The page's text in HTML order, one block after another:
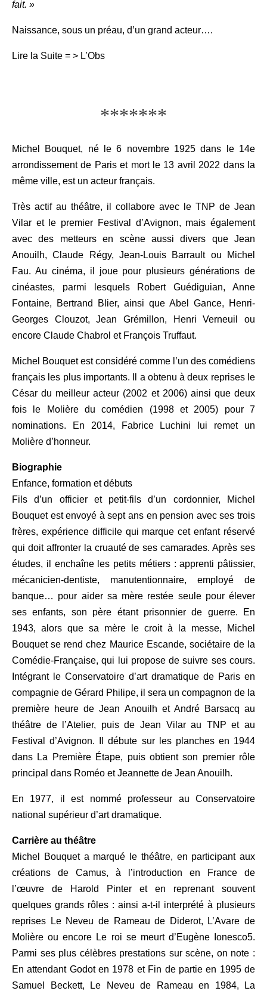
fait. »
Naissance, sous un préau, d’un grand acteur….
Lire la Suite = > L’Obs
*******
Michel Bouquet, né le 6 novembre 1925 dans le 14e
arrondissement de Paris et mort le 13 avril 2022 dans la
même ville, est un acteur français.
Très actif au théâtre, il collabore avec le TNP de Jean
Vilar et le premier Festival d’Avignon, mais également
avec des metteurs en scène aussi divers que Jean
Anouilh, Claude Régy, Jean-Louis Barrault ou Michel
Fau. Au cinéma, il joue pour plusieurs générations de
cinéastes, parmi lesquels Robert Guédiguian, Anne
Fontaine, Bertrand Blier, ainsi que Abel Gance, Henri-
Georges Clouzot, Jean Grémillon, Henri Verneuil ou
encore Claude Chabrol et François Truffaut.
Michel Bouquet est considéré comme l’un des comédiens
français les plus importants. Il a obtenu à deux reprises le
César du meilleur acteur (2002 et 2006) ainsi que deux
fois le Molière du comédien (1998 et 2005) pour 7
nominations. En 2014, Fabrice Luchini lui remet un
Molière d’honneur.
Biographie
Enfance, formation et débuts
Fils d’un officier et petit-fils d’un cordonnier, Michel
Bouquet est envoyé à sept ans en pension avec ses trois
frères, expérience difficile qui marque cet enfant réservé
qui doit affronter la cruauté de ses camarades. Après ses
études, il enchaîne les petits métiers : apprenti pâtissier,
mécanicien-dentiste, manutentionnaire, employé de
banque… pour aider sa mère restée seule pour élever
ses enfants, son père étant prisonnier de guerre. En
1943, alors que sa mère le croit à la messe, Michel
Bouquet se rend chez Maurice Escande, sociétaire de la
Comédie-Française, qui lui propose de suivre ses cours.
Intégrant le Conservatoire d’art dramatique de Paris en
compagnie de Gérard Philipe, il sera un compagnon de la
première heure de Jean Anouilh et André Barsacq au
théâtre de l’Atelier, puis de Jean Vilar au TNP et au
Festival d’Avignon. Il débute sur les planches en 1944
dans La Première Étape, puis obtient son premier rôle
principal dans Roméo et Jeannette de Jean Anouilh.
En 1977, il est nommé professeur au Conservatoire
national supérieur d’art dramatique.
Carrière au théâtre
Michel Bouquet a marqué le théâtre, en participant aux
créations de Camus, à l’introduction en France de
l’œuvre de Harold Pinter et en reprenant souvent
quelques grands rôles : ainsi a-t-il interprété à plusieurs
reprises Le Neveu de Rameau de Diderot, L’Avare de
Molière ou encore Le roi se meurt d’Eugène Ionesco5.
Parmi ses plus célèbres prestations sur scène, on note :
En attendant Godot en 1978 et Fin de partie en 1995 de
Samuel Beckett, Le Neveu de Rameau en 1984, La